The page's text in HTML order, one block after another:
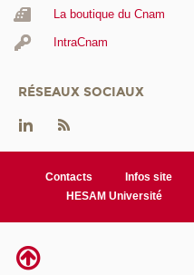
La boutique du Cnam
IntraCnam
RÉSEAUX SOCIAUX
Contacts Infos site
HESAM Université